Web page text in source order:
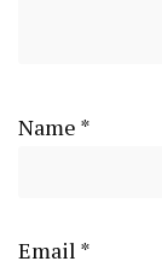
Name *
Email *